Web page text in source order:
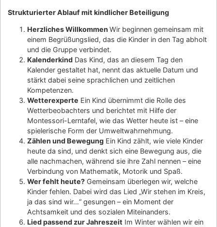
Strukturierter Ablauf mit kindlicher Beteiligung
Herzliches Willkommen Wir beginnen gemeinsam mit
einem Begrüßungslied, das die Kinder in den Tag abholt
und die Gruppe verbindet.
Kalenderkind Das Kind, das an diesem Tag den
Kalender gestaltet hat, nennt das aktuelle Datum und
stärkt dabei seine sprachlichen und zeitlichen
Kompetenzen.
Wetterexperte Ein Kind übernimmt die Rolle des
Wetterbeobachters und berichtet mit Hilfe der
Montessori-Lerntafel, wie das Wetter heute ist – eine
spielerische Form der Umweltwahrnehmung.
Zählen und Bewegung Ein Kind zählt, wie viele Kinder
heute da sind, und denkt sich eine Bewegung aus, die
alle nachmachen, während sie ihre Zahl nennen – eine
Verbindung von Mathematik, Motorik und Spaß.
Wer fehlt heute? Gemeinsam überlegen wir, welche
Kinder fehlen. Dabei wird das Lied „Wir stehen im Kreis,
ja das sind wir…“ gesungen – ein Moment der
Achtsamkeit und des sozialen Miteinanders.
Lied passend zur Jahreszeit Im Winter wählen wir ein